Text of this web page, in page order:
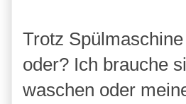
Trotz
oder? Ich brauche
waschen oder